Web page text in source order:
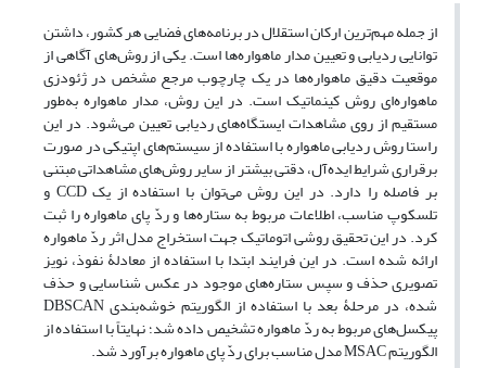
از جمله مهم‌ترین ارکان استقلال در برنامه‌های فضایی هر کشور، داشتن
توانایی ردیابی و تعیین مدار ماهواره‌ها است. یکی از روش‌های آگاهی از
موقعیت دقیق ماهواره‌ها در یک چارچوب مرجع مشخص در ژئودزی
ماهواره‌ای روش کینماتیک است. در این روش، مدار ماهواره به‌طور
مستقیم از روی مشاهدات ایستگاه‌های ردیابی تعیین می‌شود. در این
راستا روش ردیابی ماهواره با استفاده از سیستم‌های اپتیکی در صورت
برقراری شرایط ایده‌آل، دقتی بیشتر از سایر روش‌های مشاهداتی مبتنی
بر فاصله را دارد. در این روش می‌توان با استفاده از یک CCD و
تلسکوپ مناسب، اطلاعات مربوط به ستاره‌ها و ردّ پای ماهواره را ثبت
کرد. در این تحقیق روشی اتوماتیک جهت استخراج مدل اثر ردّ ماهواره
ارائه شده است. در این فرایند ابتدا با استفاده از معادلۀ نفوذ، نویز
تصویری حذف و سپس ستاره‌های موجود در عکس شناسایی و حذف
شده، در مرحلۀ بعد با استفاده از الگوریتم خوشه‌بندی DBSCAN
پیکسل‌های مربوط به ردّ ماهواره تشخیص داده شد؛ نهایتاً با استفاده از
الگوریتم MSAC مدل مناسب برای ردّ پای ماهواره برآورد شد.